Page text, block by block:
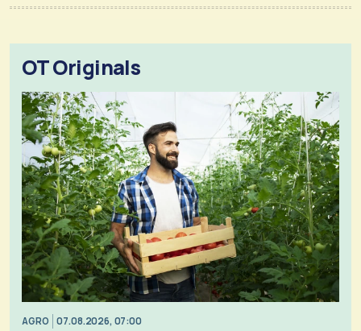
OT Originals
AGRO 07.08.2026, 07:00